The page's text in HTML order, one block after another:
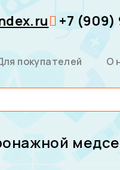
+7 (909)
покупателей О